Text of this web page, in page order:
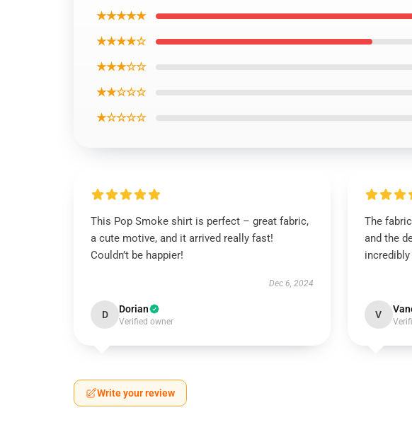
★★★★★
★★★★☆
★★★☆☆
★★☆☆☆
★☆☆☆☆
This Pop Smoke shirt is perfect – great fabric,
a cute motive, and it arrived really fast!
Couldn’t be happier!
Dec 6, 2024
D Dorian
Verified owner
The
and the
V
Write your review